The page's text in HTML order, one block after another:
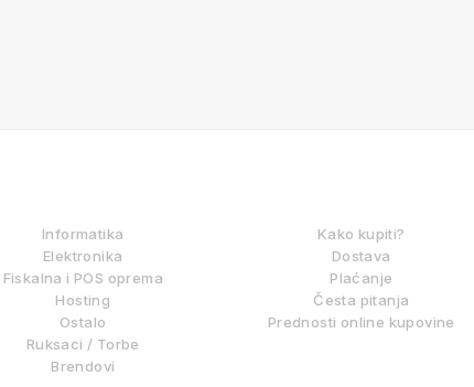
Informatika
Elektronika
Fiskalna i POS oprema
Hosting
Ostalo
Ruksaci / Torbe
Brendovi
Kako kupiti?
Dostava
Plaćanje
Česta pitanja
Prednosti online kupovine